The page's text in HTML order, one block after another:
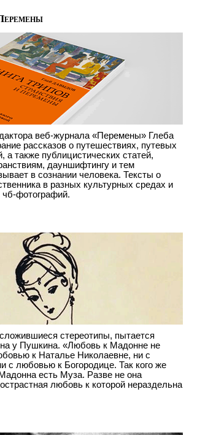
веб-журнала «Перемены» Глеба
рассказов о путешествиях, путевых
а также публицистических статей,
дауншифтингу и тем
в сознании человека. Тексты о
в разных культурных средах и
чб-фотографий.
стереотипы, пытается
у Пушкина. «Любовь к Мадонне не
к Наталье Николаевне, ни с
любовью к Богородице. Так кого же
есть Муза. Разве не она
любовь к которой нераздельна